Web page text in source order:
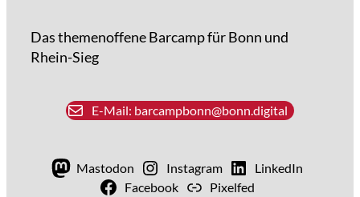
Das themenoffene Barcamp für Bonn und
Rhein-Sieg
E-Mail: barcampbonn@bonn.digital
Mastodon Instagram
LinkedIn
Facebook
Pixelfed